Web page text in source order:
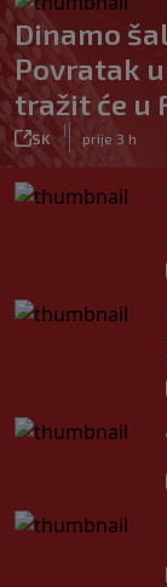
Dinamo
Povratak
tražit će u
SK
|
prije 3 h